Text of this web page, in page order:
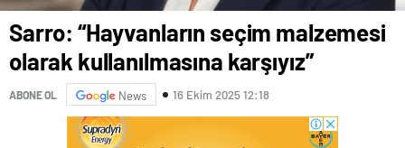
Sarro: “Hayvanların seçim malzemesi
olarak kullanılmasına karşıyız”
ABONE OL News 16 Ekim 2025 12:18